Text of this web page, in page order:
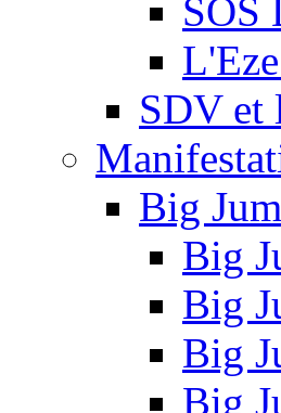
SOS
SDV et
Big
Big
Big
Big
Big